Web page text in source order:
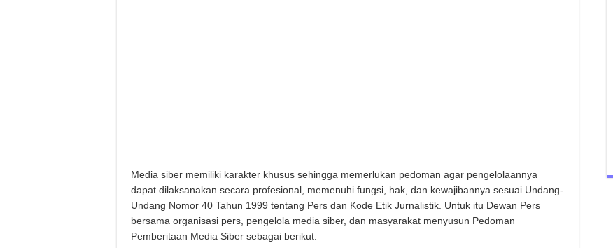
Media siber memiliki karakter khusus sehingga memerlukan pedoman agar pengelolaannya
dapat dilaksanakan secara profesional, memenuhi fungsi, hak, dan kewajibannya sesuai Undang-
Undang Nomor 40 Tahun 1999 tentang Pers dan Kode Etik Jurnalistik. Untuk itu Dewan Pers
bersama organisasi pers, pengelola media siber, dan masyarakat menyusun Pedoman
Pemberitaan Media Siber sebagai berikut: